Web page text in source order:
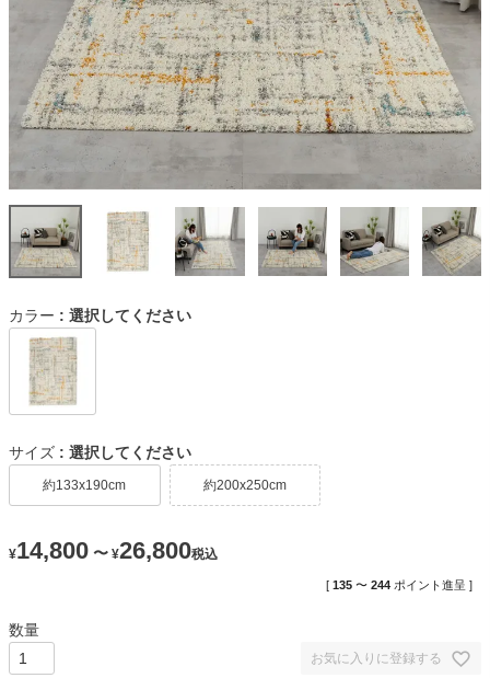
¥14,800 〜 ¥26,800税込
[ 135 〜 244 ポイント進呈 ]
カラー 選択してください
サイズ 選択してください
約133x190cm 約200x250cm
お気に入りに登録する